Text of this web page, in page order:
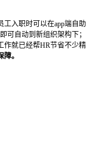
入职时可以在app端自助
可自动到新组织架构下；
作就已经帮HR节省不少精
。